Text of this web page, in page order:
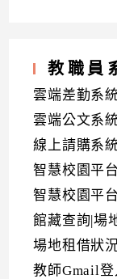
教職員
雲端差勤系
雲端公文系
線上請購系
智慧校園平
智慧校園平
館藏查詢|場
場地租借狀
教師Gmail登